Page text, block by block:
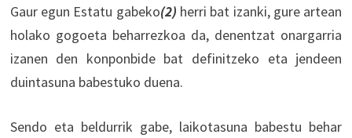
Gaur egun Estatu gabeko(2) herri bat izanki, gure artean
holako gogoeta beharrezkoa da, denentzat onargarria
izanen den konponbide bat definitzeko eta jendeen
duintasuna babestuko duena.
Sendo eta beldurrik gabe, laikotasuna babestu behar